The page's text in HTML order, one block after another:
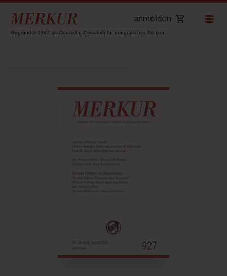
Gegründet 1947 als Deutsche Zeitschrift für europäisches Denken
anmelden